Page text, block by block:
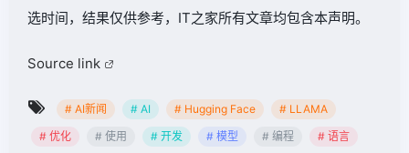
选时间，结果仅供参考，IT之家所有文章均包含本声明。
Source link
# AI新闻 # AI # Hugging Face
# LLAMA
# 优化
# 使用 # 开发 # 模型 # 编程
# 语言